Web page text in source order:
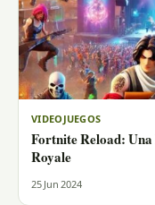
VIDEOJUEGOS
Fortnite Reload:
Royale
25 Jun 2024